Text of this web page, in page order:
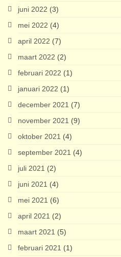
juni 2022 (3)
mei 2022 (4)
april 2022 (7)
maart 2022 (2)
februari 2022 (1)
januari 2022 (1)
december 2021 (7)
november 2021 (9)
oktober 2021 (4)
september 2021 (4)
juli 2021 (2)
juni 2021 (4)
mei 2021 (6)
april 2021 (2)
maart 2021 (5)
februari 2021 (1)